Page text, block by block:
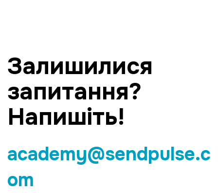
Залишилися
запитання?
Напишіть!
academy@sendpulse.c
om